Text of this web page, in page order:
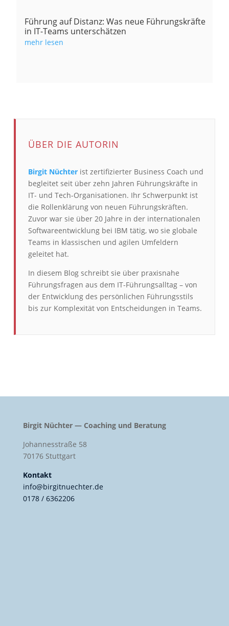
Führung auf Distanz: Was neue Führungskräfte
in IT-Teams unterschätzen
mehr lesen
ÜBER DIE AUTORIN
Birgit Nüchter ist zertifizierter Business Coach und
begleitet seit über zehn Jahren Führungskräfte in
IT- und Tech-Organisationen. Ihr Schwerpunkt ist
die Rollenklärung von neuen Führungskräften.
Zuvor war sie über 20 Jahre in der internationalen
Softwareentwicklung bei IBM tätig, wo sie globale
Teams in klassischen und agilen Umfeldern
geleitet hat.
In diesem Blog schreibt sie über praxisnahe
Führungsfragen aus dem IT-Führungsalltag – von
der Entwicklung des persönlichen Führungsstils
bis zur Komplexität von Entscheidungen in Teams.
Birgit Nüchter — Coaching und Beratung
Johannesstraße 58
70176 Stuttgart
Kontakt
info@birgitnuechter.de
0178 / 6362206